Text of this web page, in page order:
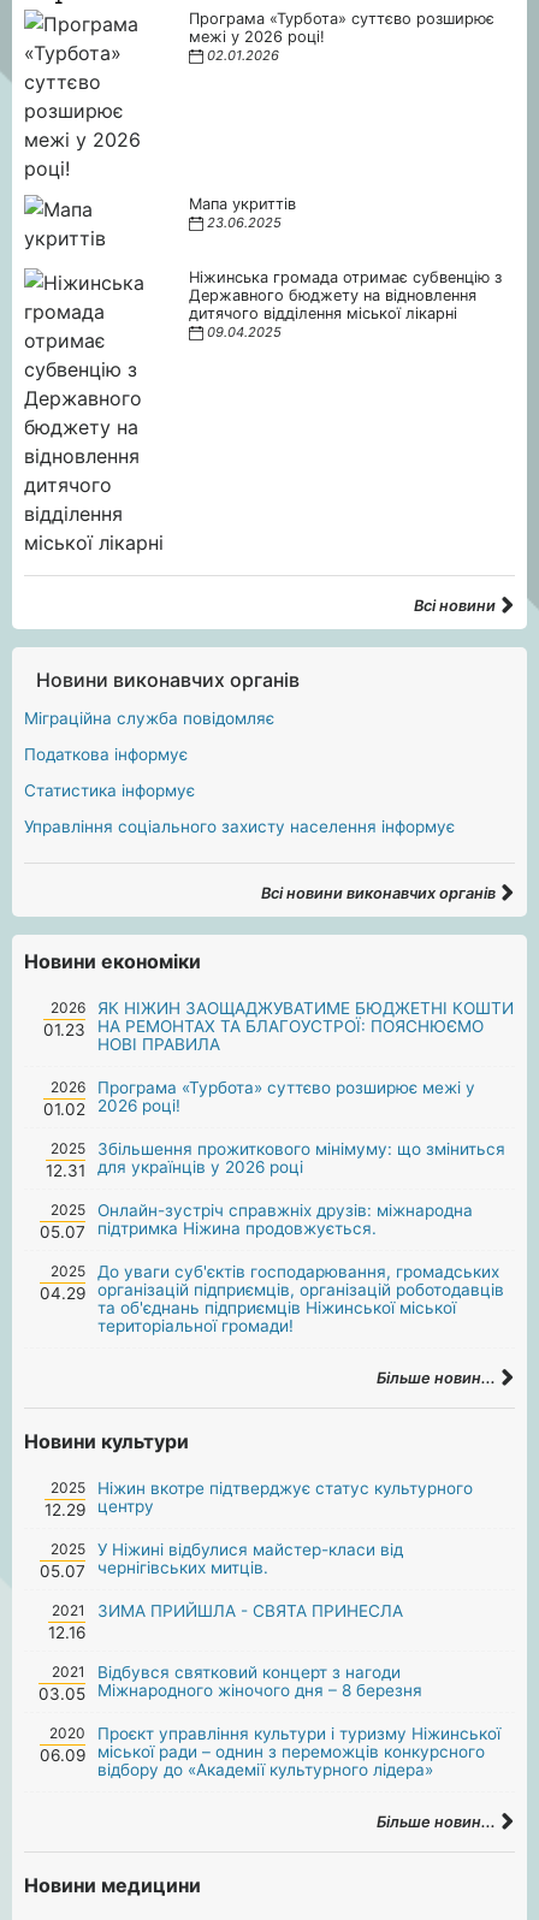
Програма «Турбота» суттєво розширює
межі у 2026 році!
02.01.2026
Мапа укриттів
23.06.2025
Ніжинська громада отримає субвенцію з
Державного бюджету на відновлення
дитячого відділення міської лікарні
09.04.2025
Всі новини
Новини виконавчих органів
Міграційна служба повідомляє
Податкова інформує
Статистика інформує
Управління соціального захисту населення інформує
Всі новини виконавчих органів
Новини економіки
2026
01.23
ЯК НІЖИН ЗАОЩАДЖУВАТИМЕ БЮДЖЕТНІ КОШТИ
НА РЕМОНТАХ ТА БЛАГОУСТРОЇ: ПОЯСНЮЄМО
НОВІ ПРАВИЛА
2026
01.02
Програма «Турбота» суттєво розширює межі у
2026 році!
2025
12.31
Збільшення прожиткового мінімуму: що зміниться
для українців у 2026 році
2025
05.07
Онлайн-зустріч справжніх друзів: міжнародна
підтримка Ніжина продовжується.
2025
04.29
До уваги суб'єктів господарювання, громадських
організацій підприємців, організацій роботодавців
та об'єднань підприємців Ніжинської міської
територіальної громади!
Більше новин...
Новини культури
2025
12.29
Ніжин вкотре підтверджує статус культурного
центру
2025
05.07
У Ніжині відбулися майстер-класи від
чернігівських митців.
2021
12.16
ЗИМА ПРИЙШЛА - СВЯТА ПРИНЕСЛА
2021
03.05
Відбувся святковий концерт з нагоди
Міжнародного жіночого дня – 8 березня
2020
06.09
Проєкт управління культури і туризму Ніжинської
міської ради – однин з переможців конкурсного
відбору до «Академії культурного лідера»
Більше новин...
Новини медицини